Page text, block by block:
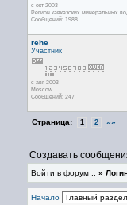
с окт 2003
Регион кавказских минеральных
Сообщений: 1988
rehe
Участник
с авг 2003
Moscow
Сообщений: 247
Страница: 1 2 »»
Создавать
Войти в форум :: »
Начало